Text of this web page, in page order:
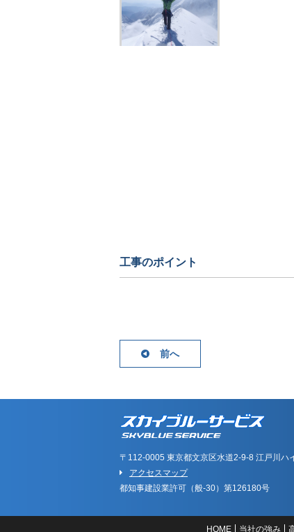
工事のポイント
前へ
〒112-0005 東京都文京区水道2-9-8 江戸川ハ
アクセスマップ
都知事建設業許可（般-30）第126180号
HOME 当社の強み